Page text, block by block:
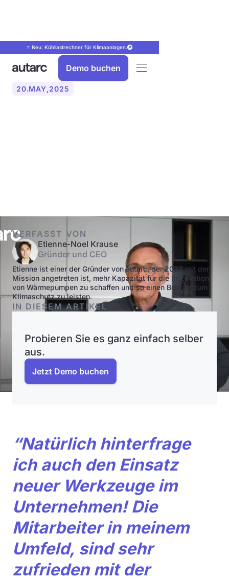
⭐ Neu: Kühllastrechner für Klimaanlagen.
Demo buchen
20.MAY,2025
VERFASST VON
Etienne-Noel Krause
Gründer und CEO
Etienne ist einer der Gründer von autarc, der 2023 mit der
Mission angetreten ist, mehr Kapazität für die Installation
von Wärmepumpen zu schaffen und so einen Beitrag zum
Klimaschutz zu leisten.
IN DIESEM ARTIKEL
Probieren Sie es ganz einfach selber
aus.
Jetzt Demo buchen
“Natürlich hinterfrage
ich auch den Einsatz
neuer Werkzeuge im
Unternehmen! Die
Mitarbeiter in meinem
Umfeld, sind sehr
zufrieden mit der